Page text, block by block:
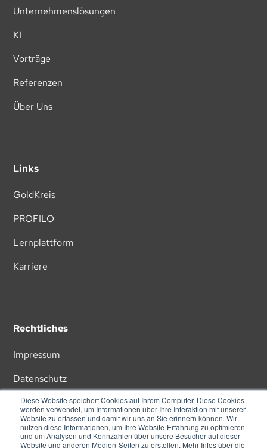
Diese Website speichert Cookies auf Ihrem Computer. Diese Cookies
werden verwendet, um Informationen über Ihre Interaktion mit unserer
Website zu erfassen und damit wir uns an Sie erinnern können. Wir
nutzen diese Informationen, um Ihre Website-Erfahrung zu optimieren
und um Analysen und Kennzahlen über unsere Besucher auf dieser
Website und anderen Medien-Seiten zu erstellen. Mehr Infos über die
Unternehmenslösungen
KI
Vorträge
Referenzen
Über Uns
Links
GoldKreis
PROFILO
Lernplattform
Karriere
Rechtliches
Impressum
Datenschutz
AGB